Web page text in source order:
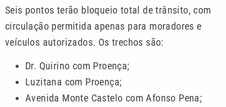
Seis pontos terão bloqueio total de trânsito, com
circulação permitida apenas para moradores e
veículos autorizados. Os trechos são:
Dr. Quirino com Proença;
Luzitana com Proença;
Avenida Monte Castelo com Afonso Pena;